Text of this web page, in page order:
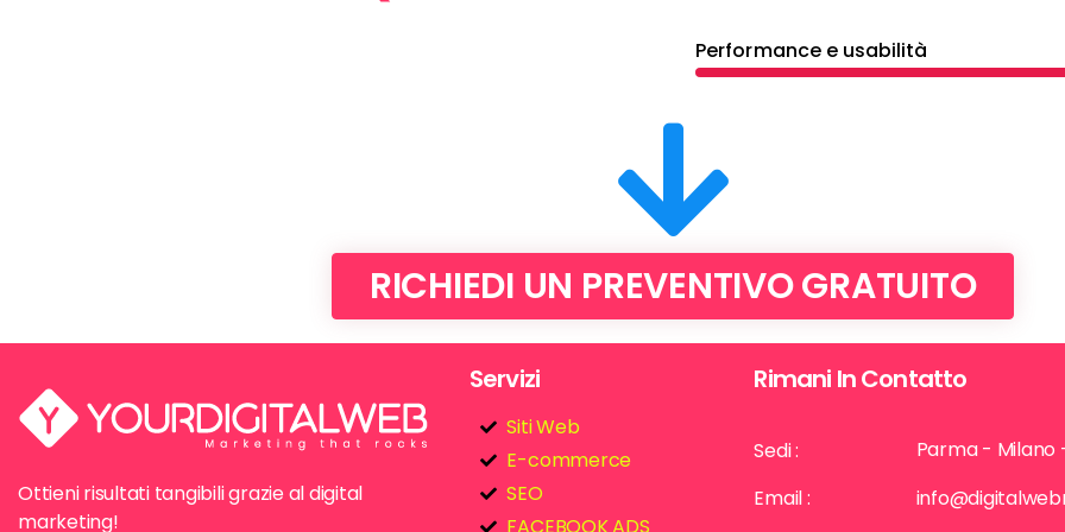
Performance e usabilità
RICHIEDI UN PREVENTIVO GRATUITO
Ottieni risultati tangibili grazie al digital
marketing!
Servizi
Siti Web
E-commerce
SEO
Rimani In Contatto
Sedi :
Parma - Milano
Email :